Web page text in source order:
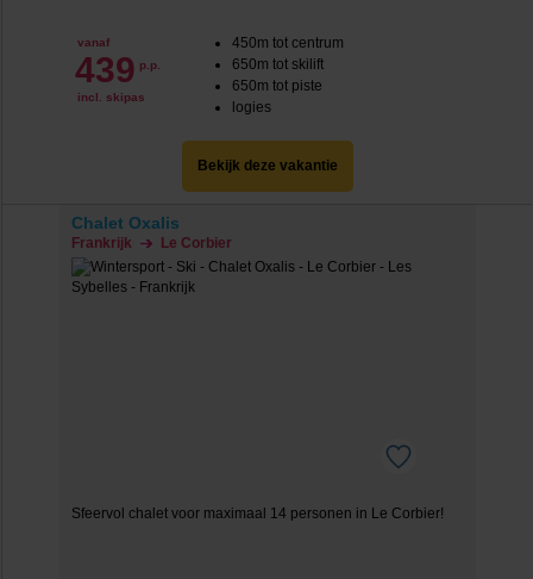
vanaf
439 p.p.
incl. skipas
450m tot centrum
650m tot skilift
650m tot piste
logies
Bekijk deze vakantie
Chalet Oxalis
Frankrijk Le Corbier
Sfeervol chalet voor maximaal 14 personen in Le Corbier!